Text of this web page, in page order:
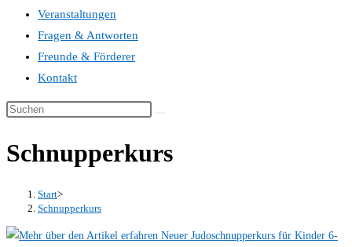
Veranstaltungen
Fragen & Antworten
Freunde & Förderer
Kontakt
Schnupperkurs
Start>
Schnupperkurs